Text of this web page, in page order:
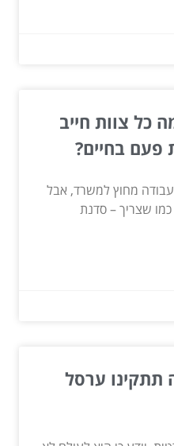
כל צוות חייב
פעם בחיים?
עבודה מחוץ למשרד, אבל
שצריך – סדנת
תתקינו ערסל